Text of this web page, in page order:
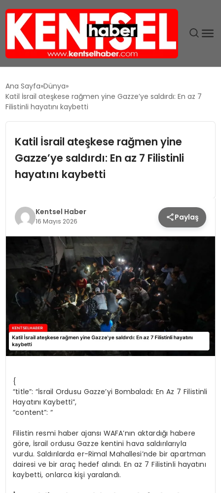
GÜNDEM
EĞITIM
TEKNOLOJI
MAGAZIN
KÜLTÜR & SANAT
SPOR
SAĞLIK
Ana Sayfa Dünya
Katil İsrail ateşkese rağmen yine Gazze’ye saldırdı: En az 7
Filistinli hayatını kaybetti
Katil İsrail ateşkese rağmen yine
Gazze’ye saldırdı: En az 7 Filistinli
hayatını kaybetti
Kentsel Haber
16 Mayıs 2026 Paylaş
{
“title”: “İsrail Ordusu Gazze’yi Bombaladı: En Az 7 Filistinli
Hayatını Kaybetti”,
“content”: “
Filistin resmi haber ajansı WAFA’nın aktardığı habere
göre, İsrail ordusu Gazze kentini hava saldırılarıyla
vurdu. Saldırılarda er-Rimal Mahallesi’nde bir apartman
dairesi ve bir araç hedef alındı. En az 7 Filistinli hayatını
kaybetti, onlarca kişi yaralandı.